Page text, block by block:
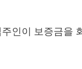
인이 보증금을